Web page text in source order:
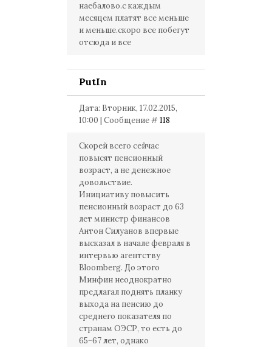
наебалово.с каждым
месяцем платят все меньше
и меньше.скоро все побегут
отсюда и все
PutIn
Дата: Вторник, 17.02.2015,
10:00 | Сообщение #118
Скорей всего сейчас
повысят пенсионный
возраст, а не денежное
довольствие.
Инициативу повысить
пенсионный возраст до 63
лет министр финансов
Антон Силуанов впервые
высказал в начале февраля в
интервью агентству
Bloomberg. До этого
Минфин неоднократно
предлагал поднять планку
выхода на пенсию до
среднего показателя по
странам ОЭСР, то есть до
65−67 лет, однако